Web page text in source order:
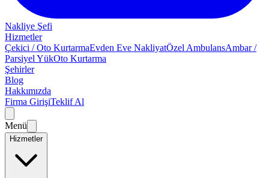
Nakliye Şefi
Hizmetler
Çekici / Oto KurtarmaEvden Eve NakliyatÖzel AmbulansAmbar /
Parsiyel YükOto Kurtarma
Şehirler
Blog
Hakkımızda
Firma GirişiTeklif Al
Menü
Hizmetler